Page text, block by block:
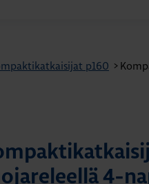
p160 >
4-